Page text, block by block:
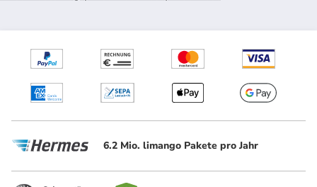
6.2 Mio. limango Pakete pro Jahr